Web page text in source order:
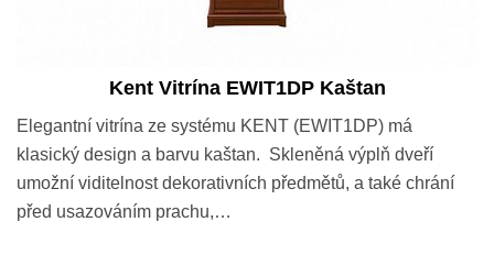
Kent Vitrína EWIT1DP Kaštan
Elegantní vitrína ze systému KENT (EWIT1DP) má
klasický design a barvu kaštan. Skleněná výplň dveří
umožní viditelnost dekorativních předmětů, a také chrání
před usazováním prachu,…